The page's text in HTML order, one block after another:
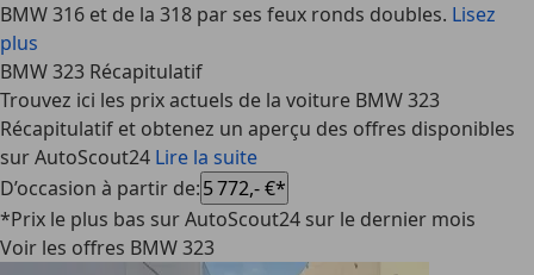
BMW 316 et de la 318 par ses feux ronds doubles. Lisez
plus
BMW 323 Récapitulatif
Trouvez ici les prix actuels de la voiture BMW 323
Récapitulatif et obtenez un aperçu des offres disponibles
sur AutoScout24 Lire la suite
D’occasion à partir de:5 772,- €*
*Prix le plus bas sur AutoScout24 sur le dernier mois
Voir les offres BMW 323